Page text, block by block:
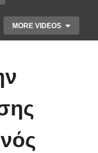
MORE VIDEOS